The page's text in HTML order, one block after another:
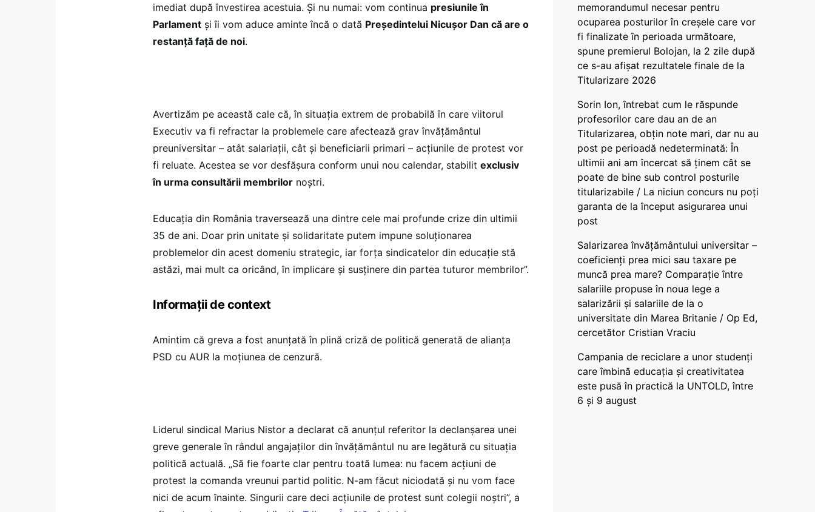
imediat după învestirea acestuia. Și nu numai: vom continua presiunile în
Parlament și îi vom aduce aminte încă o dată Președintelui Nicușor Dan că are o
restanță față de noi.
Avertizăm pe această cale că, în situația extrem de probabilă în care viitorul
Executiv va fi refractar la problemele care afectează grav învățământul
preuniversitar – atât salariații, cât și beneficiarii primari – acțiunile de protest vor
fi reluate. Acestea se vor desfășura conform unui nou calendar, stabilit exclusiv
în urma consultării membrilor noștri.
Educația din România traversează una dintre cele mai profunde crize din ultimii
35 de ani. Doar prin unitate și solidaritate putem impune soluționarea
problemelor din acest domeniu strategic, iar forța sindicatelor din educație stă
astăzi, mai mult ca oricând, în implicare și susținere din partea tuturor membrilor”.
Informații de context
Amintim că greva a fost anunțată în plină criză de politică generată de alianța
PSD cu AUR la moțiunea de cenzură.
Liderul sindical Marius Nistor a declarat că anunțul referitor la declanșarea unei
greve generale în rândul angajaților din învățământul nu are legătură cu situația
politică actuală. „Să fie foarte clar pentru toată lumea: nu facem acțiuni de
protest la comanda vreunui partid politic. N-am făcut niciodată și nu vom face
nici de acum înainte. Singurii care deci acțiunile de protest sunt colegii noștri”, a
memorandumul necesar pentru
ocuparea posturilor în creșele care vor
fi finalizate în perioada următoare,
spune premierul Bolojan, la 2 zile după
ce s-au afișat rezultatele finale de la
Titularizare 2026
Sorin Ion, întrebat cum le răspunde
profesorilor care dau an de an
Titularizarea, obțin note mari, dar nu au
post pe perioadă nedeterminată: În
ultimii ani am încercat să ținem cât se
poate de bine sub control posturile
titularizabile / La niciun concurs nu poți
garanta de la început asigurarea unui
post
Salarizarea învățământului universitar –
coeficienți prea mici sau taxare pe
muncă prea mare? Comparație între
salariile propuse în noua lege a
salarizării și salariile de la o
universitate din Marea Britanie / Op Ed,
cercetător Cristian Vraciu
Campania de reciclare a unor studenți
care îmbină educația și creativitatea
este pusă în practică la UNTOLD, între
6 și 9 august